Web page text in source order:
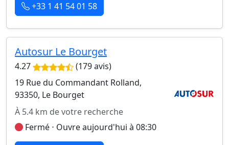
+33 1 41 54 01 58
Autosur Le Bourget
4.27
(179 avis)
19 Rue du Commandant Rolland,
93350, Le Bourget
À 5.4 km de votre recherche
Fermé ⋅ Ouvre aujourd'hui à 08:30